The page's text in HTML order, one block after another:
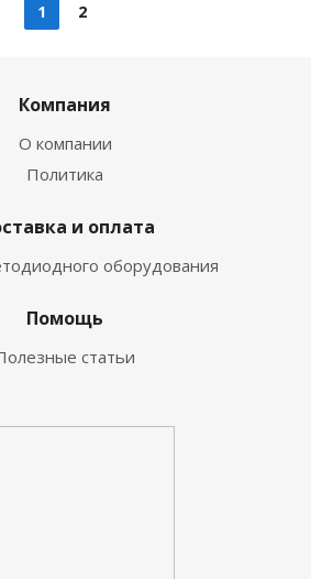
1 2
Компания
О компании
Политика
и оплата
оборудования
Помощь
статьи